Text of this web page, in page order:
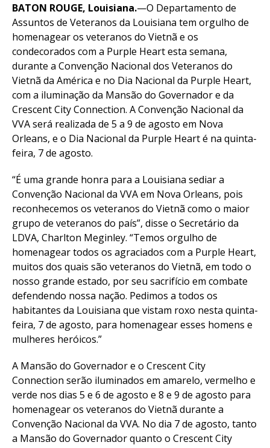
BATON ROUGE, Louisiana.—O Departamento de
Assuntos de Veteranos da Louisiana tem orgulho de
homenagear os veteranos do Vietnã e os
condecorados com a Purple Heart esta semana,
durante a Convenção Nacional dos Veteranos do
Vietnã da América e no Dia Nacional da Purple Heart,
com a iluminação da Mansão do Governador e da
Crescent City Connection. A Convenção Nacional da
VVA será realizada de 5 a 9 de agosto em Nova
Orleans, e o Dia Nacional da Purple Heart é na quinta-
feira, 7 de agosto.
“É uma grande honra para a Louisiana sediar a
Convenção Nacional da VVA em Nova Orleans, pois
reconhecemos os veteranos do Vietnã como o maior
grupo de veteranos do país”, disse o Secretário da
LDVA, Charlton Meginley. “Temos orgulho de
homenagear todos os agraciados com a Purple Heart,
muitos dos quais são veteranos do Vietnã, em todo o
nosso grande estado, por seu sacrifício em combate
defendendo nossa nação. Pedimos a todos os
habitantes da Louisiana que vistam roxo nesta quinta-
feira, 7 de agosto, para homenagear esses homens e
mulheres heróicos.”
A Mansão do Governador e o Crescent City
Connection serão iluminados em amarelo, vermelho e
verde nos dias 5 e 6 de agosto e 8 e 9 de agosto para
homenagear os veteranos do Vietnã durante a
Convenção Nacional da VVA. No dia 7 de agosto, tanto
a Mansão do Governador quanto o Crescent City